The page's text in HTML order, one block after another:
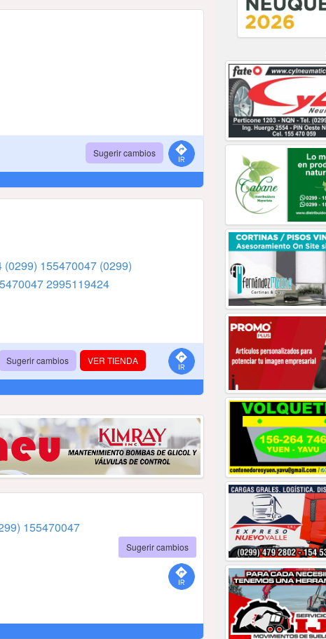
Sugerir cambios
(0299) 155470047 (0299)
2995119424
VER TIENDA
Sugerir cambios
155470047
Sugerir cambios